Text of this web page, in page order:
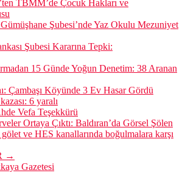
TBMM’de Çocuk Hakları ve
Şubesi’nde Yaz Okulu Mezuniyet
Şubesi Kararına Tepki:
15 Günde Yoğun Denetim: 38 Aranan
Çambaşı Köyünde 3 Ev Hasar Gördü
6 yaralı
Vefa Teşekkürü
Ortaya Çıktı: Baldıran’da Görsel Şölen
ve HES kanallarında boğulmalara karşı
→